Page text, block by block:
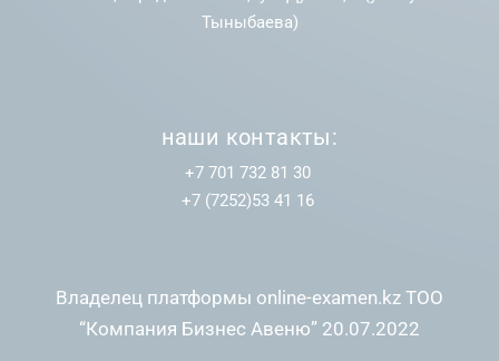
Тыныбаева)
наши контакты:
+7 701 732 81 30
+7 (7252)53 41 16
Владелец платформы online-examen.kz ТОО
“Компания Бизнес Авеню” 20.07.2022